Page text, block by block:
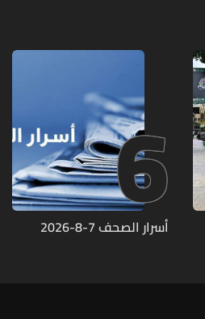
6
أسرار الصحف 7-8-2026